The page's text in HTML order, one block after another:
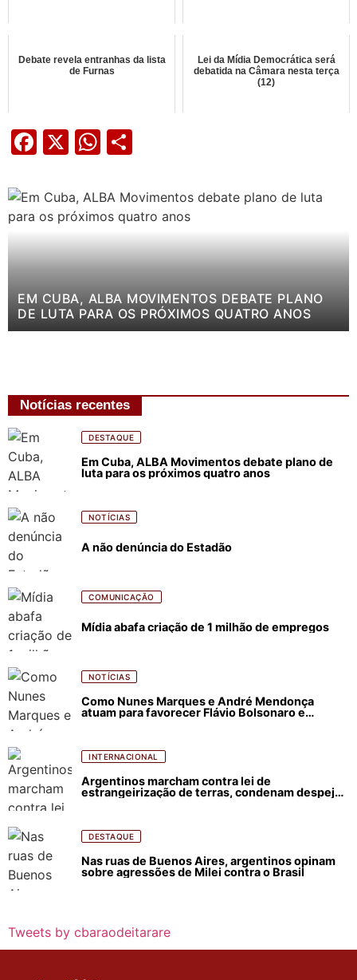
Debate revela entranhas da lista
de Furnas
Lei da Mídia Democrática será
debatida na Câmara nesta terça
(12)
Facebook
X WhatsApp
EM CUBA, ALBA MOVIMENTOS DEBATE PLANO
DE LUTA PARA OS PRÓXIMOS QUATRO ANOS
Notícias recentes
DESTAQUE
Em Cuba, ALBA Movimentos debate plano de
luta para os próximos quatro anos
NOTÍCIAS
A não denúncia do Estadão
COMUNICAÇÃO
Mídia abafa criação de 1 milhão de empregos
NOTÍCIAS
Como Nunes Marques e André Mendonça
atuam para favorecer Flávio Bolsonaro e
INTERNACIONAL
Argentinos marcham contra lei de
estrangeirização de terras, condenam despejos
DESTAQUE
Nas ruas de Buenos Aires, argentinos opinam
sobre agressões de Milei contra o Brasil
Tweets by cbaraodeitarare